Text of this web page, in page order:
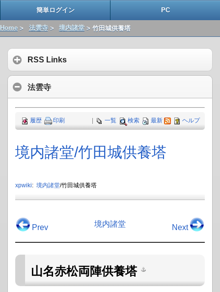
簡単ログイン PC
Home > 法雲寺> 境内諸堂 > 竹田城供養塔
RSS Links
法雲寺
一覧 検索 最新 ヘルプ
履歴 印刷
境内諸堂​/竹田城供養塔
xpwiki: 境内諸堂/竹田城供養塔
Prev Next
境内諸堂
山名赤松両陣供養塔